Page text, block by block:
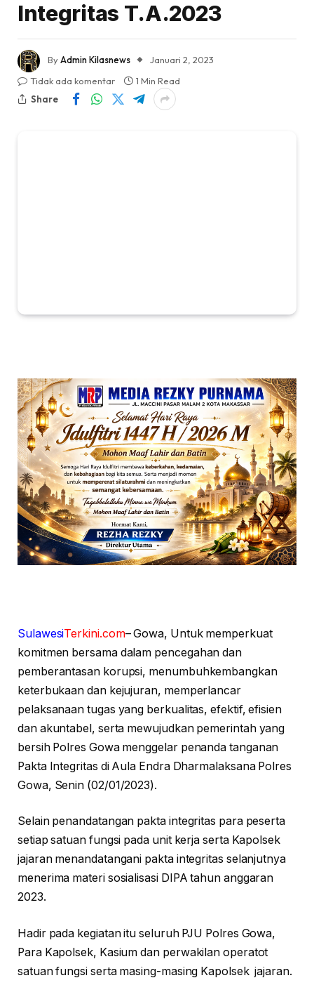
Integritas T.A.2023
ByAdmin Kilasnews
Januari 2, 2023
Tidak ada komentar
1 Min Read
Share
SulawesiTerkini.com– Gowa, Untuk memperkuat
komitmen bersama dalam pencegahan dan
pemberantasan korupsi, menumbuhkembangkan
keterbukaan dan kejujuran, memperlancar
pelaksanaan tugas yang berkualitas, efektif, efisien
dan akuntabel, serta mewujudkan pemerintah yang
bersih Polres Gowa menggelar penanda tanganan
Pakta Integritas di Aula Endra Dharmalaksana Polres
Gowa, Senin (02/01/2023).
Selain penandatangan pakta integritas para peserta
setiap satuan fungsi pada unit kerja serta Kapolsek
jajaran menandatangani pakta integritas selanjutnya
menerima materi sosialisasi DIPA tahun anggaran
2023.
Hadir pada kegiatan itu seluruh PJU Polres Gowa,
Para Kapolsek, Kasium dan perwakilan operatot
satuan fungsi serta masing-masing Kapolsek jajaran.